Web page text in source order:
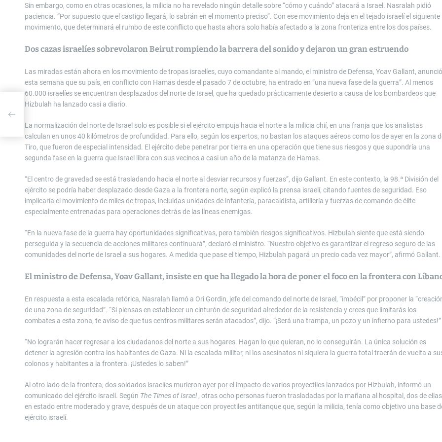
Sin embargo, como en otras ocasiones, la milicia no ha revelado ningún detalle sobre “cómo y cuándo” atacará a Israel. Nasralah pidió
paciencia. “Por supuesto que el castigo llegará; lo sabrán en el momento preciso”. Con ese movimiento deja en el tejado israelí el siguiente
movimiento, que determinará el rumbo de este conflicto que hasta ahora solo había afectado a la zona fronteriza entre los dos países.
Dos cazas israelíes sobrevolaron Beirut rompiendo la barrera del sonido y dejaron un gran estruendo
Las miradas están ahora en los movimiento de tropas israelíes, cuyo comandante al mando, el ministro de Defensa, Yoav Gallant, anunció
esta semana que su país, en conflicto con Hamas desde el pasado 7 de octubre, ha entrado en “una nueva fase de la guerra”. Al menos
60.000 israelíes se encuentran desplazados del norte de Israel, que ha quedado prácticamente desierto a causa de los bombardeos que
Hizbulah ha lanzado casi a diario.
La normalización del norte de Israel solo es posible si el ejército empuja hacia el norte a la milicia chií, en una franja que los analistas
calculan en unos 40 kilómetros de profundidad. Para ello, según los expertos, no bastan los ataques aéreos como los de ayer en la zona
Tiro, que fueron de especial intensidad. El ejército debe penetrar por tierra en una operación que tiene sus riesgos y que supondría una
segunda fase en la guerra que Israel libra con sus vecinos a casi un año de la matanza de Hamas.
“El centro de gravedad se está trasladando hacia el norte al desviar recursos y fuerzas”, dijo Gallant. En este contexto, la 98.ª División del
ejército se podría haber desplazado desde Gaza a la frontera norte, según explicó la prensa israelí, citando fuentes de seguridad. Eso
implicaría el movimiento de miles de tropas, incluidas unidades de infantería, paracaidista, artillería y fuerzas de comando de élite
especialmente entrenadas para operaciones detrás de las líneas enemigas.
“En la nueva fase de la guerra hay oportunidades significativas, pero también riesgos significativos. Hizbulah siente que está siendo
perseguida y la secuencia de acciones militares continuará”, declaró el ministro. “Nuestro objetivo es garantizar el regreso seguro de las
comunidades del norte de Israel a sus hogares. A medida que pase el tiempo, Hizbulah pagará un precio cada vez mayor”, afirmó Gallant.
El ministro de Defensa, Yoav Gallant, insiste en que ha llegado la hora de poner el foco en la frontera con
En respuesta a esta escalada retórica, Nasralah llamó a Ori Gordin, jefe del comando del norte de Israel, “imbécil” por proponer la
de una zona de seguridad”. “Si piensas en establecer un cinturón de seguridad alrededor de la resistencia y crees que limitarás los
combates a esta zona, te aviso de que tus centros militares serán atacados”, dijo. “¡Será una trampa, un pozo y un infierno para ustedes!”
“No lograrán hacer regresar a los ciudadanos del norte a sus hogares. Hagan lo que quieran, no lo conseguirán. La única solución es
detener la agresión contra los habitantes de Gaza. Ni la escalada militar, ni los asesinatos ni siquiera la guerra total traerán de vuelta a
colonos y habitantes a la frontera. ¡Ustedes lo saben!”
Al otro lado de la frontera, dos soldados israelíes murieron ayer por el impacto de varios proyectiles lanzados por Hizbulah, informó un
comunicado del ejército israelí. Según The Times of Israel, otras ocho personas fueron trasladadas por la mañana al hospital, dos de ellas
en estado entre moderado y grave, después de un ataque con proyectiles antitanque que, según la milicia, tenía como objetivo una base
ejército israelí.